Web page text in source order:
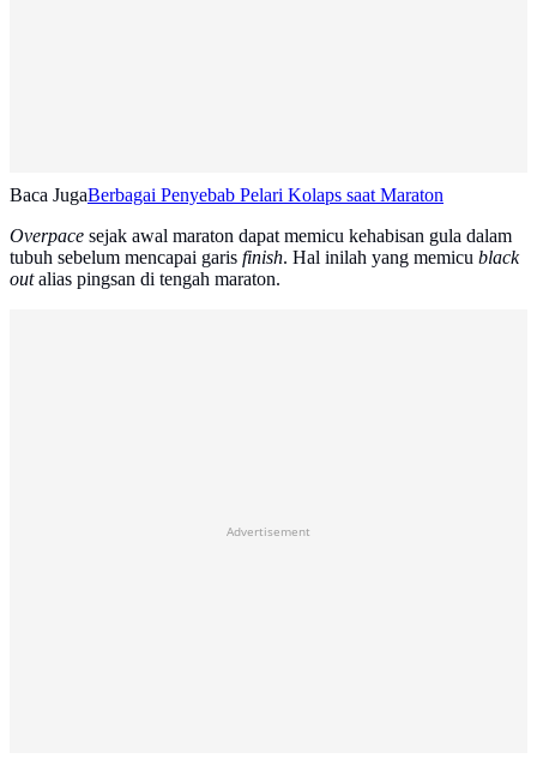
Baca JugaBerbagai Penyebab Pelari Kolaps saat Maraton
Overpace sejak awal maraton dapat memicu kehabisan gula dalam
tubuh sebelum mencapai garis finish. Hal inilah yang memicu black
outalias pingsan di tengah maraton.
Advertisement